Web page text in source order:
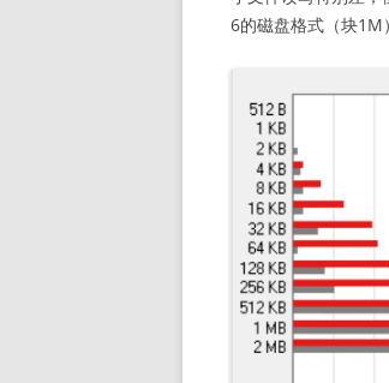
6的磁盘格式（块1M